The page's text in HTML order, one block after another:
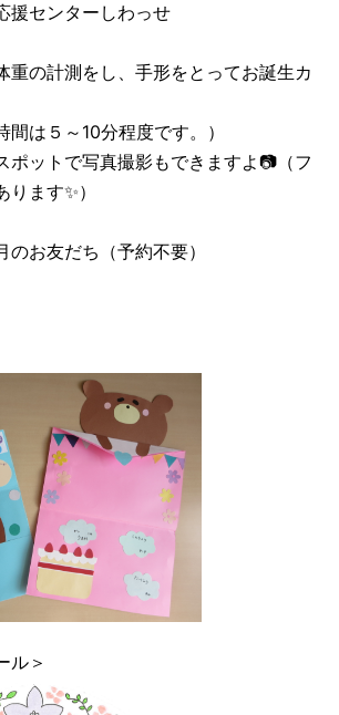
援センターしわっせ
重の計測をし、手形をとってお誕生カ
～10分程度です。）
で写真撮影もできますよ📷（フ
ます✨）
のお友だち（予約不要）
ル＞